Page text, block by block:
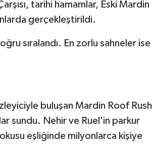
tarihi hamamlar, Eski Mardin
gerçekleştirildi.
sıralandı. En zorlu sahneler ise
buluşan Mardin Roof Rush
sundu. Nehir ve Ruel'in parkur
eşliğinde milyonlarca kişiye